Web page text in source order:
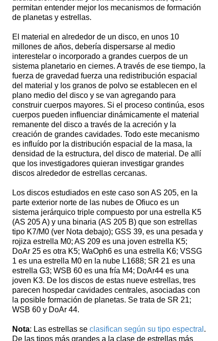
permitan entender mejor los mecanismos de formación
de planetas y estrellas.
El material en alrededor de un disco, en unos 10
millones de años, debería dispersarse al medio
interestelar o incorporado a grandes cuerpos de un
sistema planetario en ciernes. A través de ese tiempo, la
fuerza de gravedad fuerza una redistribución espacial
del material y los granos de polvo se establecen en el
plano medio del disco y se van agregando para
construir cuerpos mayores. Si el proceso continúa, esos
cuerpos pueden influenciar dinámicamente el material
remanente del disco a través de la acreción y la
creación de grandes cavidades. Todo este mecanismo
es influído por la distribución espacial de la masa, la
densidad de la estructura, del disco de material. De allí
que los investigadores quieran investigar grandes
discos alrededor de estrellas cercanas.
Los discos estudiados en este caso son AS 205, en la
parte exterior norte de las nubes de Ofiuco es un
sistema jerárquico triple compuesto por una estrella K5
(AS 205 A) y una binaria (AS 205 B) que son estrellas
tipo K7/M0 (ver Nota debajo); GSS 39, es una pesada y
rojiza estrella M0; AS 209 es una joven estrella K5;
DoAr 25 es otra K5; WaOph6 es una estrella K6; VSSG
1 es una estrella M0 en la nube L1688; SR 21 es una
estrella G3; WSB 60 es una fría M4; DoAr44 es una
joven K3. De los discos de estas nueve estrellas, tres
parecen hospedar cavidades centrales, asociadas con
la posible formación de planetas. Se trata de SR 21;
WSB 60 y DoAr 44.
Nota: Las estrellas se clasifican según su tipo espectral .
De las tipos más grandes a la clase de estrellas más